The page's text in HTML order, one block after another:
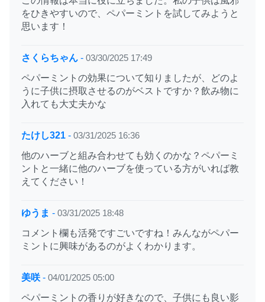
をひきやすいので、ペパーミントを試してみようと
思います！
さくらちゃん - 03/30/2025 17:49
ペパーミントの効果について知りましたが、どのよ
うに子供に摂取させるのがベストですか？飲み物に
入れても大丈夫かな
たけし321 - 03/31/2025 16:36
他のハーブと組み合わせても効くのかな？ペパーミ
ントと一緒に他のハーブを使っている方がいれば教
えてください！
ゆうま - 03/31/2025 18:48
コメント欄も活発ですごいですね！みんながペパー
ミントに興味があるのがよくわかります。
美咲 - 04/01/2025 05:00
ペパーミントの香りが好きなので、子供にも良い影